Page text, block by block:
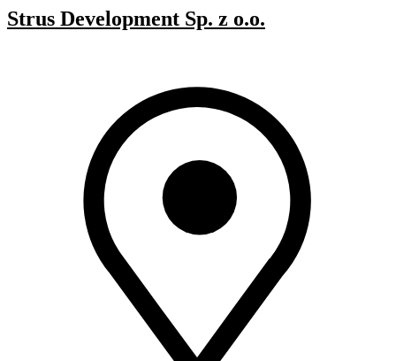
Strus Development Sp. z o.o.